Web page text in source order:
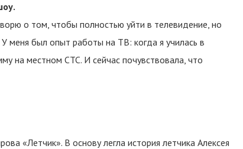
о том, чтобы полностью уйти в телевидение, но
меня был опыт работы на ТВ: когда я училась в
на местном СТС. И сейчас почувствовала, что
«Летчик». В основу легла история летчика Алексея